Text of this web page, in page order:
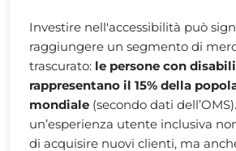
Investire nell'accessibilità può
raggiungere un segmento di
trascurato: le persone con
rappresentano il 15% della
mondiale (secondo dati
un’esperienza utente inclusiva
di acquisire nuovi clienti, ma